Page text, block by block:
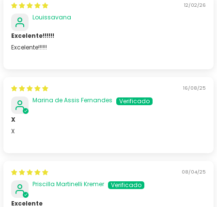
12/02/26
Louissavana
Excelente!!!!!!
Excelente!!!!!!
16/08/25
Marina de Assis Fernandes
X
X
08/04/25
Priscilla Martinelli Kremer
Excelente